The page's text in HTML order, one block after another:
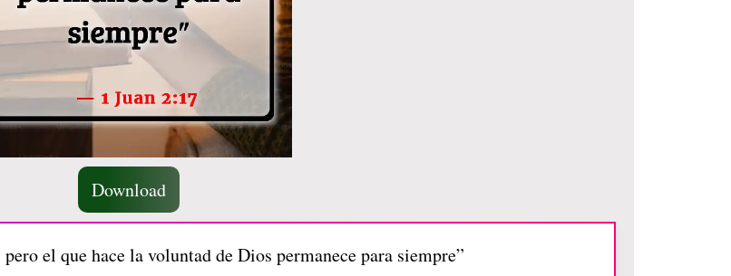
Download
el que hace la voluntad de Dios permanece para siempre”